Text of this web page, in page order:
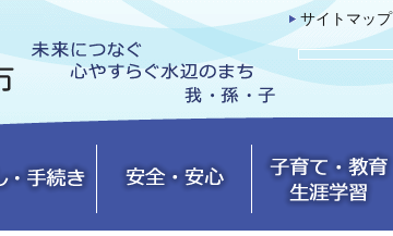
サイトマップ